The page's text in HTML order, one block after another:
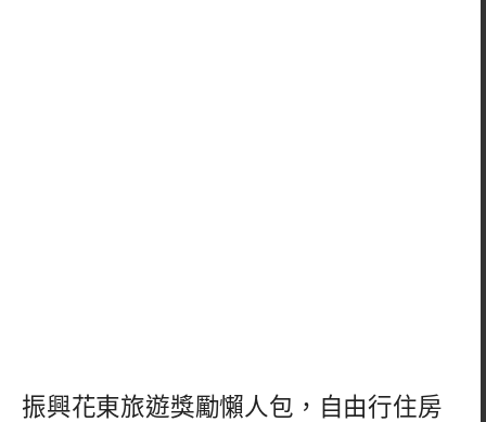
振興花東旅遊獎勵懶人包，自由行住房